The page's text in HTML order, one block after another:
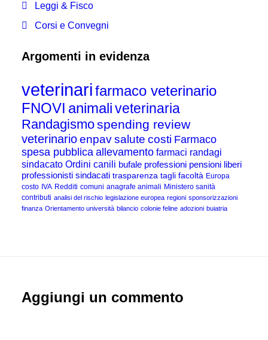
Leggi & Fisco
Corsi e Convegni
Argomenti in evidenza
veterinarifarmaco veterinario
FNOVI animaliveterinaria
Randagismospending review
veterinarioenpavsalute costi Farmaco
spesa pubblica allevamento farmaci randagi
sindacato Ordini canili bufale professioni pensioni liberi
professionisti sindacati trasparenza tagli facoltà Europa
costo IVA Redditi comuni anagrafe animali Ministero sanità
contributi analisi del rischio legislazione europea regioni sponsorizzazioni
finanza Orientamento università bilancio colonie feline adozioni buiatria
Aggiungi un commento